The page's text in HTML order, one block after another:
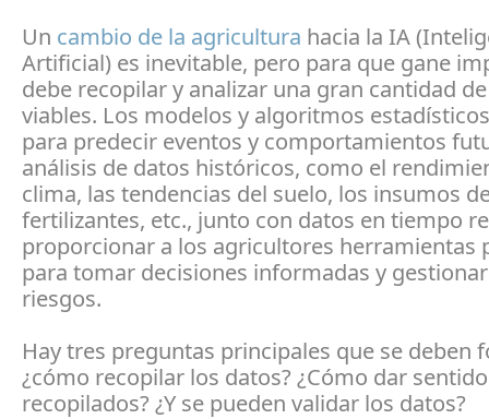
Un cambio de la agricultura hacia la IA
Artificial) es inevitable, pero para que gane
debe recopilar y analizar una gran cantidad
viables. Los modelos y algoritmos
para predecir eventos y comportamientos
análisis de datos históricos, como el
clima, las tendencias del suelo, los insumos
fertilizantes, etc., junto con datos en tiempo
proporcionar a los agricultores herramientas
para tomar decisiones informadas y
riesgos.
Hay tres preguntas principales que se deben
¿cómo recopilar los datos? ¿Cómo dar
recopilados? ¿Y se pueden validar los datos?